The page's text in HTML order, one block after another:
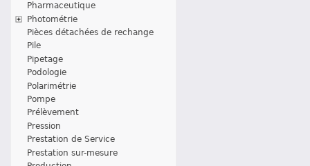
Pharmaceutique
Photométrie
Pièces détachées de rechange
Pile
Pipetage
Podologie
Polarimétrie
Pompe
Prélèvement
Pression
Prestation de Service
Prestation sur-mesure